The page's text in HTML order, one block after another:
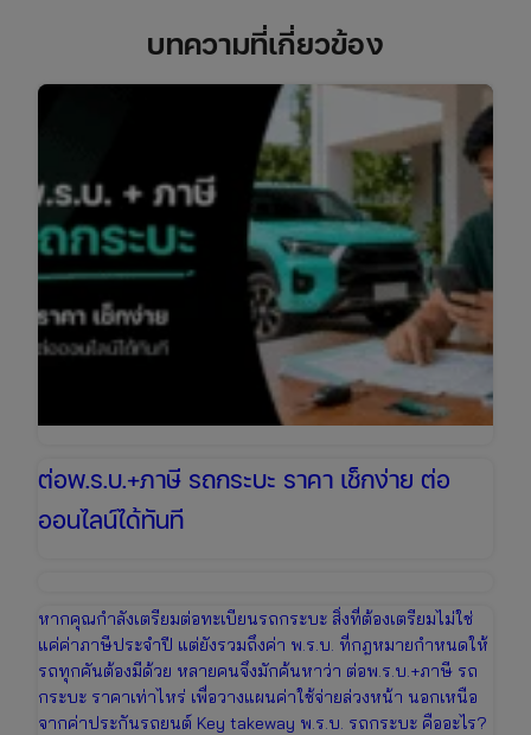
บทความที่เกี่ยวข้อง
ต่อพ.ร.บ.+ภาษี รถกระบะ ราคา เช็กง่าย ต่อ
ออนไลน์ได้ทันที
หากคุณกำลังเตรียมต่อทะเบียนรถกระบะ สิ่งที่ต้องเตรียมไม่ใช่
แค่ค่าภาษีประจำปี แต่ยังรวมถึงค่า พ.ร.บ. ที่กฎหมายกำหนดให้
รถทุกคันต้องมีด้วย หลายคนจึงมักค้นหาว่า ต่อพ.ร.บ.+ภาษี รถ
กระบะ ราคาเท่าไหร่ เพื่อวางแผนค่าใช้จ่ายล่วงหน้า นอกเหนือ
จากค่าประกันรถยนต์ Key takeway พ.ร.บ. รถกระบะ คืออะไร?